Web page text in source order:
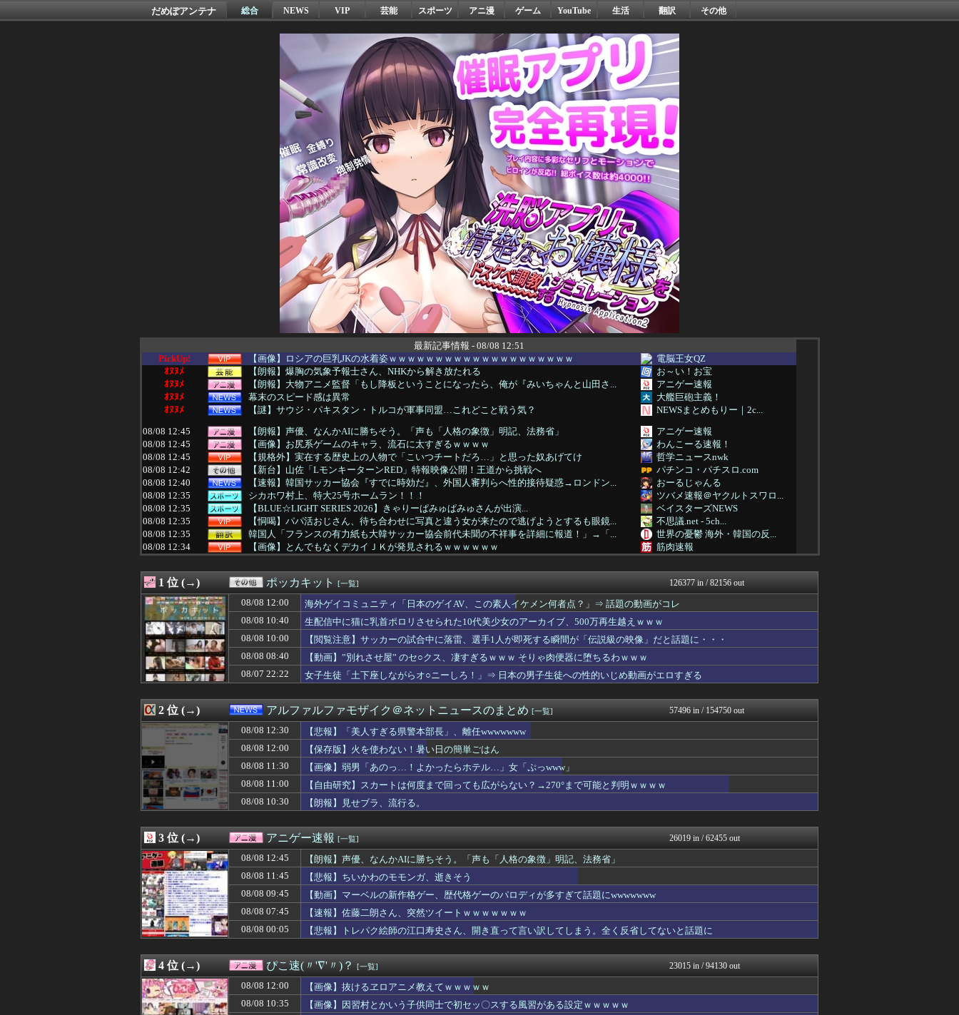
だめぽアンテナ 総合 NEWS VIP 芸能 スポーツ アニ漫 ゲーム YouTube 生活 翻訳 その他
最新記事情報 - 08/08 12:51
PickUp!
【画像】ロシアの巨乳JKの水着姿ｗｗｗｗｗｗｗｗｗｗｗｗｗｗｗｗｗｗｗｗ
電脳王女QZ
ｵﾇﾇﾒ
【朗報】爆胸の気象予報士さん、NHKから解き放たれる
お～い！お宝
ｵﾇﾇﾒ
【朗報】大物アニメ監督「もし降板ということになったら、俺が『みいちゃんと山田さ...
アニゲー速報
ｵﾇﾇﾒ
幕末のスピード感は異常
大艦巨砲主義！
ｵﾇﾇﾒ
【謎】サウジ・パキスタン・トルコが軍事同盟…これどこと戦う気？
NEWSまとめもりー｜2c...
08/08 12:45
【朗報】声優、なんかAIに勝ちそう。「声も「人格の象徴」明記、法務省」
アニゲー速報
08/08 12:45
【画像】お尻系ゲームのキャラ、流石に太すぎるｗｗｗｗ
わんこーる速報！
08/08 12:45
【規格外】実在する歴史上の人物で「こいつチートだろ…」と思った奴あげてけ
哲学ニュースnwk
08/08 12:42
【新台】山佐「LモンキーターンRED」特報映像公開！王道から挑戦へ
パチンコ・パチスロ.com
08/08 12:40
【速報】韓国サッカー協会『すでに時効だ』、外国人審判らへ性的接待疑惑→ロンドン...
おーるじゃんる
08/08 12:35
シカホワ村上、特大25号ホームラン！！！
ツバメ速報＠ヤクルトスワロ...
08/08 12:35
【BLUE☆LIGHT SERIES 2026】きゃりーぱみゅぱみゅさんが出演...
ベイスターズNEWS
08/08 12:35
【恫喝】パパ活おじさん、待ち合わせに写真と違う女が来たので逃げようとするも眼鏡...
不思議.net - 5ch...
08/08 12:35
韓国人「フランスの有力紙も大韓サッカー協会前代未聞の不祥事を詳細に報道！」→「...
世界の憂鬱 海外・韓国の反...
08/08 12:34
【画像】とんでもなくデカイＪＫが発見されるｗｗｗｗｗｗ
筋肉速報
08/08 12:33
9回ドリスの逆玉を球審嶋田がボール判定したのが敗因だよな
阪神タイガースちゃんねる
08/08 12:32
健康診断で上の血圧が189だった俺。嫁に打ち明けると嫁は「私の料理は間違ってな...
浮気ちゃんねる
08/08 12:31
早稲田大学「学生の皆さん、近隣飲食店での無銭飲食はやめてください」
痛いニュース(ﾉ∀`)
08/08 12:30
【朗報】『イチャイチャ虫』さん、是非およのクソイントロはギリ超える
乃木坂46まとめ 乃木りん...
08/08 12:30
【競馬】ピョイットハレルヤが8戦目で初勝利！久しぶりにウマ娘ネーム馬が勝利
ウマ娘うまぴょい速報
08/08 12:30
【FEH】シーダって実は巨乳じゃなかったりすんの？
ルフレch. - ファイア...
08/08 12:30
【サッカー】新星誕生！横浜F・マリノス、三井寺 眞16歳4カ月5日ゴール 全３...
フットボール速報
08/08 12:30
【原神】原神のmiHoYoはなぜオープンワールドRPG、アクション、ターン制と...
原神速報 | GENSHI...
08/08 12:30
【悲報】「美人すぎる県警本部長」、離任wwwwwww
アルファルファモザイク＠ネ...
08/08 12:30
「一卵性の双子は、平均すると恋人より双子のきょうだいを上に置いていた」二卵性で...
みんな知ってた？【海外の反...
08/08 12:29
旦那である弟に相談もなく二世帯話を進めていた弟嫁が、弟と大喧嘩。その騒動で夫婦...
修羅場ハザード -復讐・D...
08/08 12:29
［社説］永住厳格化で外国人の定着意欲をそぐな
08/08 12:27
弟がいると、私を使ってマウントして威厳を保とうとする旦那。義弟がいない時は優し...
おにひめちゃんの監視部屋-...
08/08 12:27
「女は見た目で判断しすぎ」と言う男性がいるけど自分を棚上げしてよくそんなことが...
08/08 12:25
海外「日本のこの場所は現実とは思えないレベルで美しい…！」外国人が感動する日本...
08/08 12:25
【悲報】ガキ「これインターネット老人会じゃんｗ」ぼく「どれどれ…」ガキ「ニコニ...
わんこーる速報！
08/08 12:25
【愕然】ソープのお姉さんが生で中だしさせてくれたことあるんだがｗｗｗｗｗｗｗｗ...
バズッター速報
08/08 12:24
【朗報】「あの椅子カバー」のカプセルトイ、爆誕。自宅や職場をパチンコ屋にしちゃ...
08/08 12:20
【画像】坂口杏里、逃走してウ●カスまで晒されるｗｗｗｗｗ
キニ速
08/08 12:20
寺田心さん(18)、筋トレした結果無事かわいくなる（※画像あり）
ラビット速報
08/08 12:19
【画像】スウェーデンのエッチなJK、ビーチに現れるｗｗｗ
08/08 12:19
林瑠奈ちゃん、あやてぃーへの手紙でまさかのクイズｗ【乃木坂46】
坂道情報通～乃木坂46まと...
08/08 12:18
義実家の善意の押し付けが堪えられない。シミの付いたバスタオルとか、賞味期限の切...
08/08 12:18
大腸の内視鏡検査を受ける前に下剤飲んだら200ccで吐き気と嘔吐と胃痛と寒気の...
08/08 12:17
友達や同僚が妊娠出産した時に、本当に心の底から喜んでる人いるんですか？
おにひめちゃんの監視部屋-...
08/08 12:15
友達「その人がフリン相手なの？最低だね」俺「いや、その…」→紹介した瞬間、とん...
鬼女の宅配便 - 修羅場・...
08/08 12:15
【衝撃動画】トラック事故で車がミンチになった男性、とんでもない姿で発見される…...
デジタルニューススレッド
08/08 12:13
分類すると同じカテゴリーだと思う俳優・女優
おにひめちゃんの監視部屋-...
08/08 12:13
カープ小園『打率.254』坂倉『打率.255』←これ
広島東洋カープまとめブログ...
08/08 12:13
DeNAドラ３・宮下朝陽 .250 5本 18打点 OPS.689
08/08 12:12
【悲報】守田「森保さん！佐野海舟を代表に選ぶのはマズイっすよ」→守田代表落ちｗ...
【サッカー まとめ】サカラ...
08/08 12:12
マーチ→大手コンサル内定ワイ、人生勝ち組ロードへwwwwwwwwwwwwwww...
1 位 (→) ポッカキット [一覧] 126377 in / 82156 out
08/08 12:00
海外ゲイコミュニティ「日本のゲイAV、この素人イケメン何者点？」⇒ 話題の動画がコレ
08/08 10:40
生配信中に猫に乳首ポロリさせられた10代美少女のアーカイブ、500万再生越えｗｗｗ
08/08 10:00
【閲覧注意】サッカーの試合中に落雷、選手1人が即死する瞬間が「伝説級の映像」だと話題に・・・
08/08 08:40
【動画】”別れさせ屋” のセ○クス、凄すぎるｗｗｗ そりゃ肉便器に堕ちるわｗｗｗ
08/07 22:22
女子生徒「土下座しながらオ○ニーしろ！」⇒ 日本の男子生徒への性的いじめ動画がエロすぎる
2 位 (→) アルファルファモザイク＠ネットニュースのまとめ [一覧] 57496 in / 154750 out
08/08 12:30
【悲報】「美人すぎる県警本部長」、離任wwwwwww
08/08 12:00
【保存版】火を使わない！暑い日の簡単ごはん
08/08 11:30
【画像】弱男「あのっ…！よかったらホテル…」女「ぷっwww」
08/08 11:00
【自由研究】スカートは何度まで回っても広がらない？→270°まで可能と判明ｗｗｗｗ
08/08 10:30
【朗報】見せブラ、流行る。
3 位 (→) アニゲー速報 [一覧] 26019 in / 62455 out
08/08 12:45
【朗報】声優、なんかAIに勝ちそう。「声も「人格の象徴」明記、法務省」
08/08 11:45
【悲報】ちいかわのモモンガ、逝きそう
08/08 09:45
【動画】マーベルの新作格ゲー、歴代格ゲーのパロディが多すぎて話題にwwwwwww
08/08 07:45
【速報】佐藤二朗さん、突然ツイートｗｗｗｗｗｗｗ
08/08 00:05
【悲報】トレパク絵師の江口寿史さん、開き直って言い訳してしまう。全く反省してないと話題に
4 位 (→) ぴこ速(〃'∇'〃)？ [一覧] 23015 in / 94130 out
08/08 12:00
【画像】抜けるヱロアニメ教えてｗｗｗｗｗ
08/08 10:35
【画像】因習村とかいう子供同士で初セッ〇スする風習がある設定ｗｗｗｗｗ